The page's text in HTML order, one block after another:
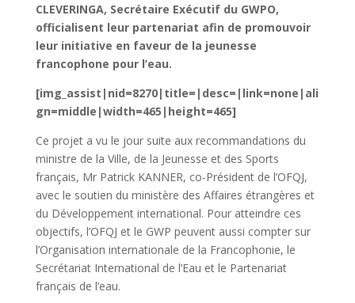
CLEVERINGA, Secrétaire Exécutif du GWPO,
officialisent leur partenariat afin de promouvoir
leur initiative en faveur de la jeunesse
francophone pour l’eau.
[img_assist|nid=8270|title=|desc=|link=none|ali
gn=middle|width=465|height=465]
Ce projet a vu le jour suite aux recommandations du
ministre de la Ville, de la Jeunesse et des Sports
français, Mr Patrick KANNER, co-Président de l’OFQJ,
avec le soutien du ministère des Affaires étrangères et
du Développement international. Pour atteindre ces
objectifs, l’OFQJ et le GWP peuvent aussi compter sur
l’Organisation internationale de la Francophonie, le
Secrétariat International de l’Eau et le Partenariat
français de l’eau.